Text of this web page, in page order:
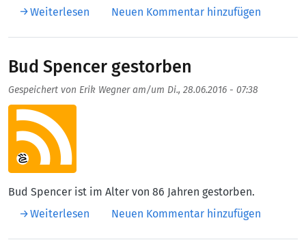
Weiterlesen über Erich von Dänicken gestorben
Neuen Kommentar hinzufügen
Bud Spencer gestorben
Gespeichert von Erik Wegneram/um Di., 28.06.2016 - 07:38
Aufmacherbild
Bud Spencer ist im Alter von 86 Jahren gestorben.
Weiterlesen über Bud Spencer gestorben
Neuen Kommentar hinzufügen